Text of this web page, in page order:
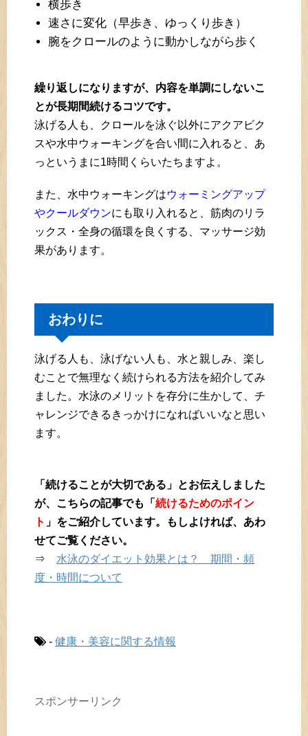
横歩き
速さに変化（早歩き、ゆっくり歩き）
腕をクロールのように動かしながら歩く
繰り返しになりますが、内容を単調にしないこ
とが長期間続けるコツです。
泳げる人も、クロールを泳ぐ以外にアクアビク
スや水中ウォーキングを合い間に入れると、あ
っというまに1時間くらいたちますよ。
また、水中ウォーキングはウォーミングアップ
やクールダウンにも取り入れると、筋肉のリラ
ックス・全身の循環を良くする、マッサージ効
果があります。
おわりに
泳げる人も、泳げない人も、水と親しみ、楽し
むことで無理なく続けられる方法を紹介してみ
ました。水泳のメリットを存分に生かして、チ
ャレンジできるきっかけになればいいなと思い
ます。
「続けることが大切である」とお伝えしました
が、こちらの記事でも「 続けるためのポイン
ト 」をご紹介しています。もしよければ、あわ
せてご覧ください。
⇒ 水泳のダイエット効果とは？ 期間・頻
度・時間について
- 健康・美容に関する情報
スポンサーリンク